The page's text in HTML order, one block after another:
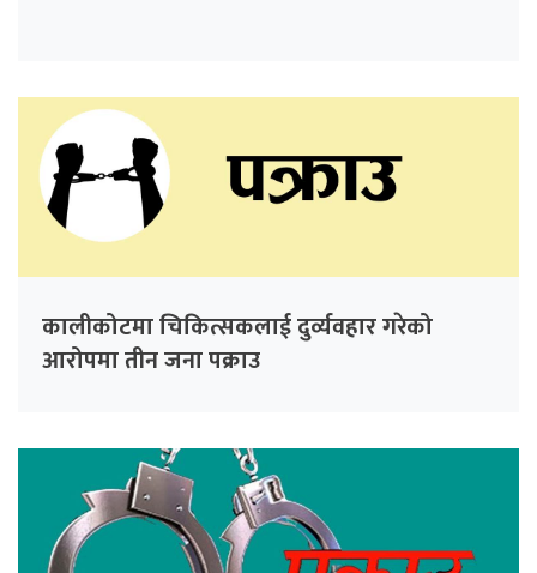
कालीकोटमा चिकित्सकलाई दुर्व्यवहार गरेको
आरोपमा तीन जना पक्राउ